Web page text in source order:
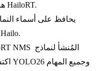
هو النموذج المجمع الذي يحمله HailoRT.
الإدخال، والخطوة، ومعلومات هدف Hailo.